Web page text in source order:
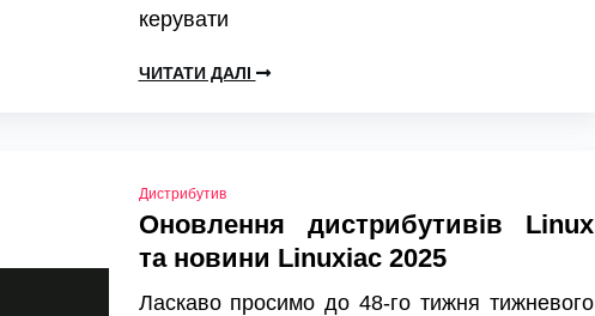
керувати
ЧИТАТИ ДАЛІ
Дистрибутив
Оновлення дистрибутивів Linux
та новини Linuxiac 2025
Ласкаво просимо до 48-го тижня тижневого